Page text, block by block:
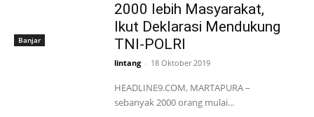
Banjar
2000 lebih Masyarakat,
Ikut Deklarasi Mendukung
TNI-POLRI
lintang - 18 Oktober 2019
HEADLINE9.COM, MARTAPURA –
sebanyak 2000 orang mulai...